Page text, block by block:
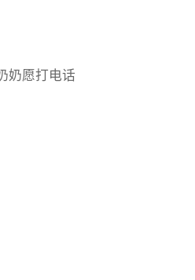
奶愿打电话